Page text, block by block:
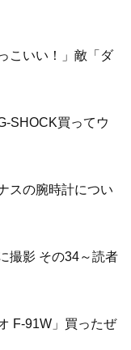
こいい！」敵「ダ
SHOCK買ってウ
スの腕時計につい
撮影 その34～読者
F-91W」買ったぜ